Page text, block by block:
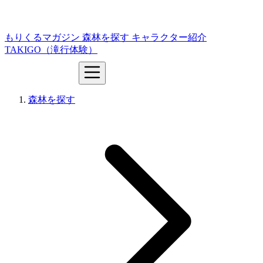
もりくるマガジン 森林を探す キャラクター紹介
TAKIGO（滝行体験）
森林を探す